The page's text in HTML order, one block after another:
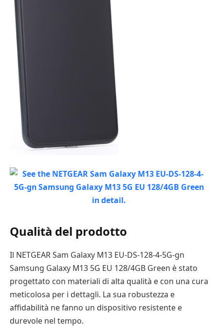
Qualità del prodotto
Il NETGEAR Sam Galaxy M13 EU-DS-128-4-5G-gn
Samsung Galaxy M13 5G EU 128/4GB Green è stato
progettato con materiali di alta qualità e con una cura
meticolosa per i dettagli. La sua robustezza e
affidabilità ne fanno un dispositivo resistente e
durevole nel tempo.